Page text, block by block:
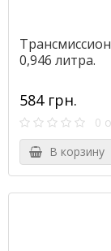
0,946 литра.
584 грн.
0
В корзину